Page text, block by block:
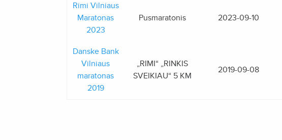
Rimi Vilniaus
Maratonas
2023
Pusmaratonis 2023-09-10
Danske Bank
Vilniaus
maratonas
2019
„RIMI“ „RINKIS
SVEIKIAU“ 5 KM
2019-09-08